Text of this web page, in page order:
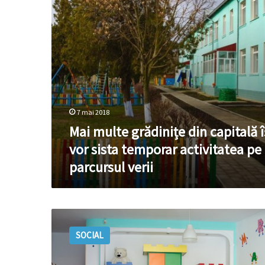
sista
temporar
activitatea
pe
parcursul
verii
7 mai 2018
Mai multe grădinițe din capitală
vor sista temporar activitatea pe
parcursul verii
vacanţăSOCIAL